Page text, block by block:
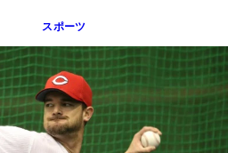
スポーツ